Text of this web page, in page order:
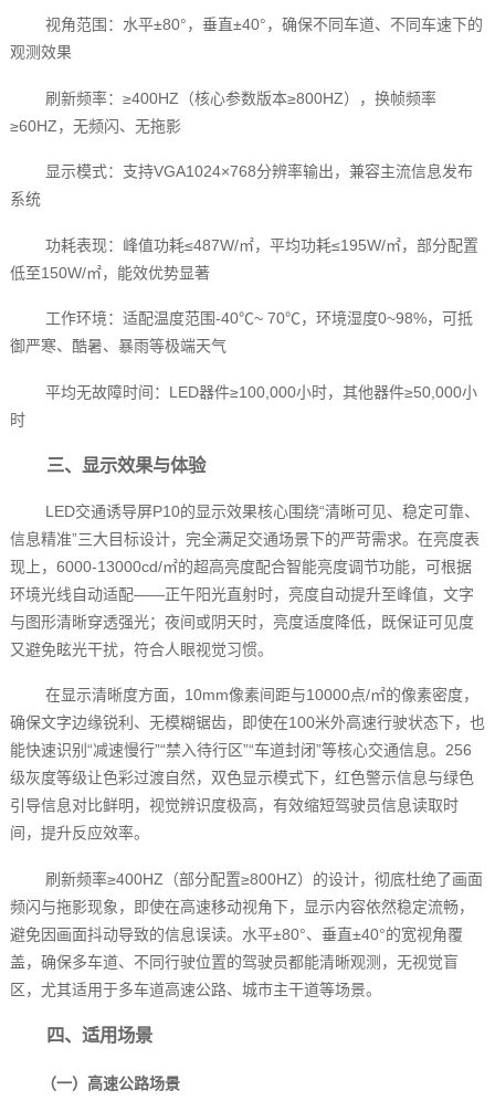
视角范围：水平±80°，垂直±40°，确保不同车道、不同车速下的
观测效果
刷新频率：≥400HZ（核心参数版本≥800HZ），换帧频率
≥60HZ，无频闪、无拖影
显示模式：支持VGA1024×768分辨率输出，兼容主流信息发布
系统
功耗表现：峰值功耗≤487W/㎡，平均功耗≤195W/㎡，部分配置
低至150W/㎡，能效优势显著
工作环境：适配温度范围-40℃~ 70℃，环境湿度0~98%，可抵
御严寒、酷暑、暴雨等极端天气
平均无故障时间：LED器件≥100,000小时，其他器件≥50,000小
时
三、显示效果与体验
LED交通诱导屏P10的显示效果核心围绕“清晰可见、稳定可靠、
信息精准”三大目标设计，完全满足交通场景下的严苛需求。在亮度表
现上，6000-13000cd/㎡的超高亮度配合智能亮度调节功能，可根据
环境光线自动适配——正午阳光直射时，亮度自动提升至峰值，文字
与图形清晰穿透强光；夜间或阴天时，亮度适度降低，既保证可见度
又避免眩光干扰，符合人眼视觉习惯。
在显示清晰度方面，10mm像素间距与10000点/㎡的像素密度，
确保文字边缘锐利、无模糊锯齿，即使在100米外高速行驶状态下，也
能快速识别“减速慢行”“禁入待行区”“车道封闭”等核心交通信息。256
级灰度等级让色彩过渡自然，双色显示模式下，红色警示信息与绿色
引导信息对比鲜明，视觉辨识度极高，有效缩短驾驶员信息读取时
间，提升反应效率。
刷新频率≥400HZ（部分配置≥800HZ）的设计，彻底杜绝了画面
频闪与拖影现象，即使在高速移动视角下，显示内容依然稳定流畅，
避免因画面抖动导致的信息误读。水平±80°、垂直±40°的宽视角覆
盖，确保多车道、不同行驶位置的驾驶员都能清晰观测，无视觉盲
区，尤其适用于多车道高速公路、城市主干道等场景。
四、适用场景
（一）高速公路场景